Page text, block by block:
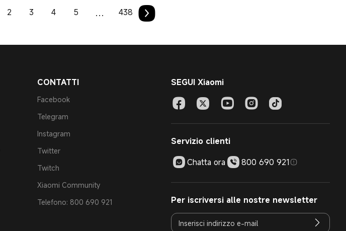
2 3 4 5 ... 438
CONTATTI
Facebook
Telegram
Instagram
Twitter
Twitch
Xiaomi Community
Telefono: 800 690 921
SEGUI Xiaomi
Servizio clienti
Chatta ora
800 690 921
Per iscriversi alle nostre newsletter